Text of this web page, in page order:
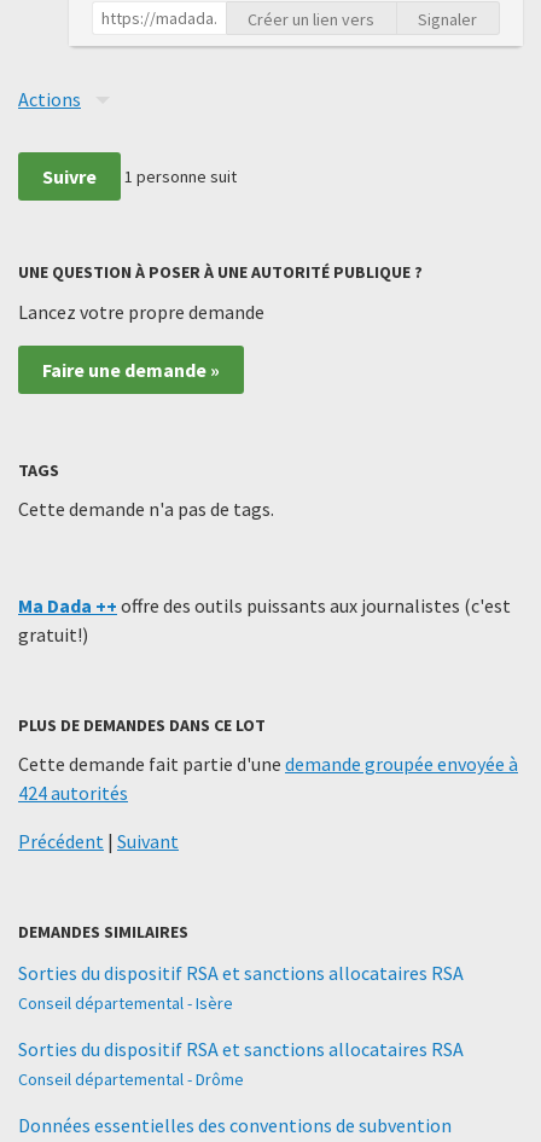
Créer un lien vers Signaler
Actions
Suivre 1 personne suit
UNE QUESTION À POSER À UNE AUTORITÉ PUBLIQUE ?
Lancez votre propre demande
Faire une demande »
TAGS
Cette demande n'a pas de tags.
Ma Dada ++ offre des outils puissants aux journalistes (c'est
gratuit!)
PLUS DE DEMANDES DANS CE LOT
Cette demande fait partie d'une demande groupée envoyée à
424 autorités
Précédent | Suivant
DEMANDES SIMILAIRES
Sorties du dispositif RSA et sanctions allocataires RSA
Conseil départemental - Isère
Sorties du dispositif RSA et sanctions allocataires RSA
Conseil départemental - Drôme
Données essentielles des conventions de subvention